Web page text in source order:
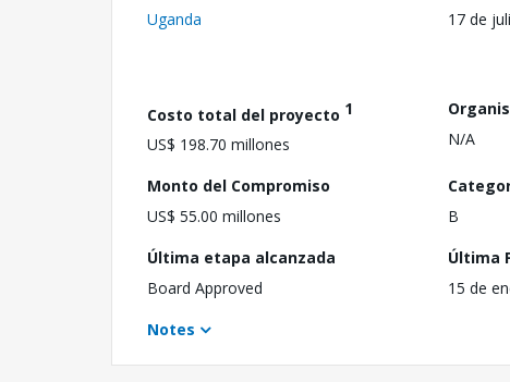
Uganda
17 de
Costo total del proyecto 1
US$ 198.70 millones
N/A
Monto del Compromiso
US$ 55.00 millones
B
Última etapa alcanzada
Board Approved
Última
15 de
Notes